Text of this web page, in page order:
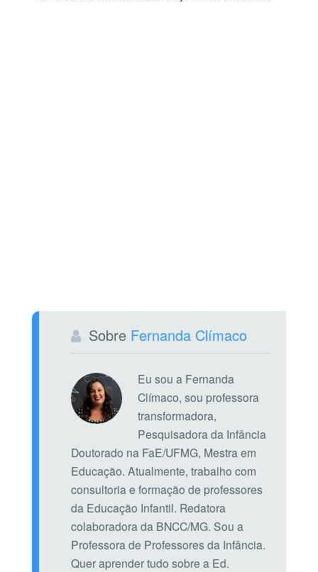
Sobre Fernanda Clímaco
Eu sou a Fernanda
Clímaco, sou professora
transformadora,
Pesquisadora da Infância
Doutorado na FaE/UFMG, Mestra em
Educação. Atualmente, trabalho com
consultoria e formação de professores
da Educação Infantil. Redatora
colaboradora da BNCC/MG. Sou a
Professora de Professores da Infância.
Quer aprender tudo sobre a Ed.